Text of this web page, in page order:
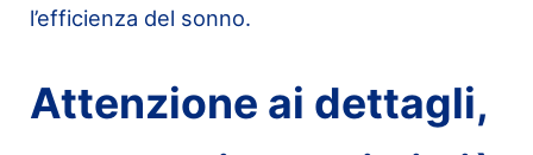
l’efficienza del sonno.
Attenzione ai dettagli,